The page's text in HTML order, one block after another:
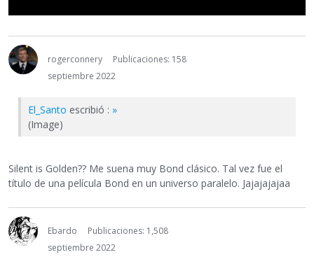
rogerconnery
Publicaciones: 158
septiembre 2022
El_Santo escribió : »
(Image)
Silent is Golden?? Me suena muy Bond clásico. Tal vez fue el
título de una película Bond en un universo paralelo. Jajajajajaa
Ebardo
Publicaciones: 1,508
septiembre 2022